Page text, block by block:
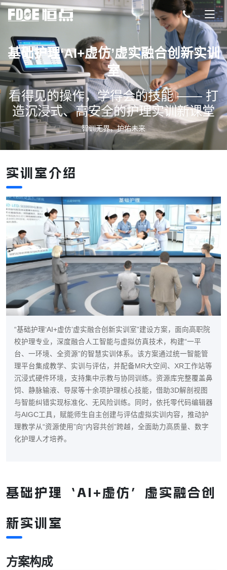
基础护理‘AI+虚仿’虚实融合创新实训
室
看得见的操作，学得会的技能 —— 打
造沉浸式、高安全的护理实训新课堂
智训无界，护佑未来
实训室介绍
“基础护理‘AI+虚仿’虚实融合创新实训室”建设方案，面向高职院
校护理专业，深度融合人工智能与虚拟仿真技术，构建“一平
台、一环境、全资源”的智慧实训体系。该方案通过统一智能管
理平台集成教学、实训与评估，并配备MR大空间、XR工作站等
沉浸式硬件环境，支持集中示教与协同训练。资源库完整覆盖鼻
饲、静脉输液、导尿等十余项护理核心技能，借助3D解剖视图
与智能纠错实现标准化、无风险训练。同时，依托零代码编辑器
与AIGC工具，赋能师生自主创建与评估虚拟实训内容，推动护
理教学从“资源使用”向“内容共创”跨越，全面助力高质量、数字
化护理人才培养。
基础护理‘AI+虚仿’虚实融合创
新实训室
方案构成